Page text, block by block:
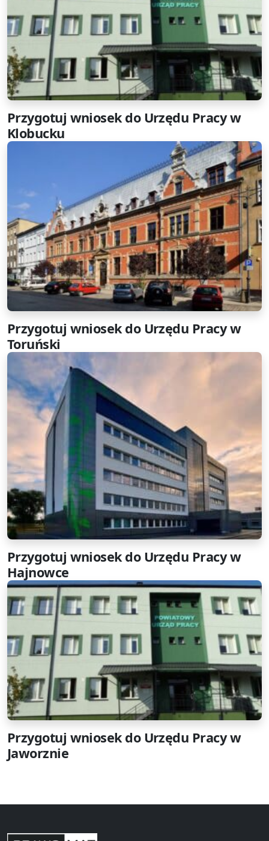
Przygotuj wniosek do Urzędu Pracy w
Klobucku
Przygotuj wniosek do Urzędu Pracy w
Toruński
Przygotuj wniosek do Urzędu Pracy w
Hajnowce
Przygotuj wniosek do Urzędu Pracy w
Jaworznie